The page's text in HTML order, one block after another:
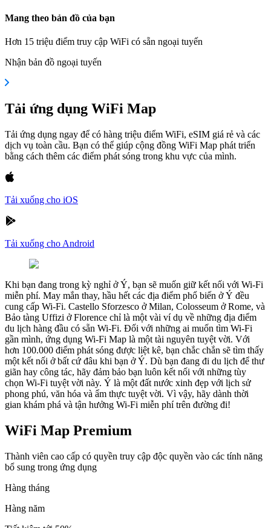
Mang theo bản đồ của bạn
Hơn 15 triệu điểm truy cập WiFi có sẵn ngoại tuyến
Nhận bản đồ ngoại tuyến
Tải ứng dụng WiFi Map
Tải ứng dụng ngay để có hàng triệu điểm WiFi, eSIM giá rẻ và các
dịch vụ toàn cầu. Bạn có thể giúp cộng đồng WiFi Map phát triển
bằng cách thêm các điểm phát sóng trong khu vực của mình.
Tải xuống cho iOS
Tải xuống cho Android
Khi bạn đang trong kỳ nghỉ ở Ý, bạn sẽ muốn giữ kết nối với Wi-Fi
miễn phí. May mắn thay, hầu hết các địa điểm phổ biến ở Ý đều
cung cấp Wi-Fi. Castello Sforzesco ở Milan, Colosseum ở Rome, và
Bảo tàng Uffizi ở Florence chỉ là một vài ví dụ về những địa điểm
du lịch hàng đầu có sẵn Wi-Fi. Đối với những ai muốn tìm Wi-Fi
gần mình, ứng dụng Wi-Fi Map là một tài nguyên tuyệt vời. Với
hơn 100.000 điểm phát sóng được liệt kê, bạn chắc chắn sẽ tìm thấy
một kết nối ở bất cứ đâu khi bạn ở Ý. Dù bạn đang đi du lịch để thư
giãn hay công tác, hãy đảm bảo bạn luôn kết nối với những tùy
chọn Wi-Fi tuyệt vời này. Ý là một đất nước xinh đẹp với lịch sử
phong phú, văn hóa và ẩm thực tuyệt vời. Vì vậy, hãy dành thời
gian khám phá và tận hưởng Wi-Fi miễn phí trên đường đi!
WiFi Map Premium
Thành viên cao cấp có quyền truy cập độc quyền vào các tính năng
bổ sung trong ứng dụng
Hàng tháng
Hàng năm